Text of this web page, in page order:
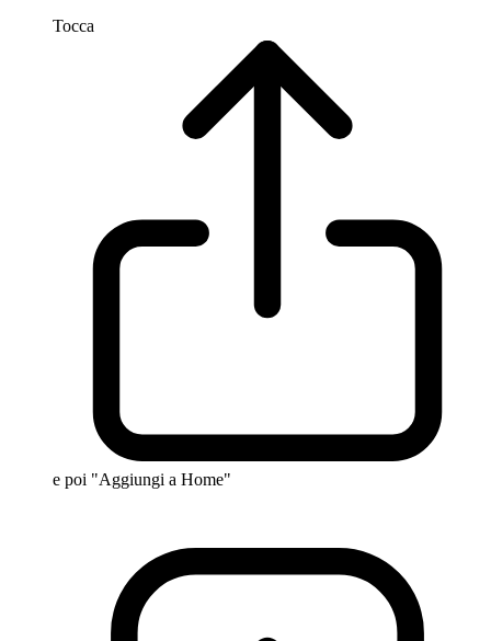
Tocca
e poi "Aggiungi a Home"